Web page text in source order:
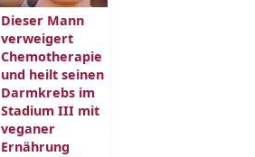
Dieser Mann
verweigert
Chemotherapie
und heilt seinen
Darmkrebs im
Stadium III mit
veganer
Ernährung